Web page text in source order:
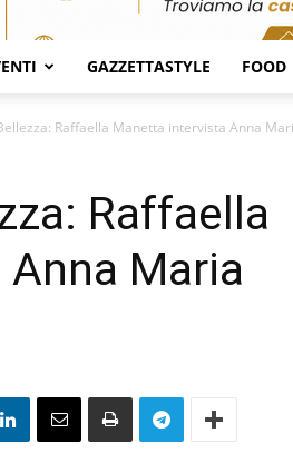
GAZZETTASTYLE FOOD
Raffaella Manetta intervista Anna
Raffaella
Maria